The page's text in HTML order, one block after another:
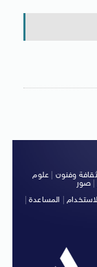
ثقافة وفنون
علوم
صور
| المساعدة|